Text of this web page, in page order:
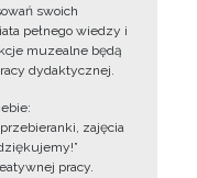
swoich
pełnego wiedzy i
muzealne będą
dydaktycznej.
zajęcia
pracy.